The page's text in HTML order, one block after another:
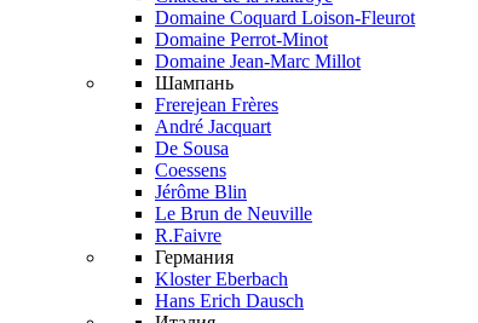
Domaine Coquard Loison-Fleurot
Domaine Perrot-Minot
Domaine Jean-Marc Millot
Шампань
Frerejean Frères
André Jacquart
De Sousa
Coessens
Jérôme Blin
Le Brun de Neuville
R.Faivre
Германия
Kloster Eberbach
Hans Erich Dausch